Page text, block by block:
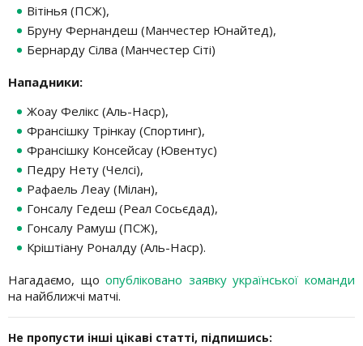
Вітінья (ПСЖ),
Бруну Фернандеш (Манчестер Юнайтед),
Бернарду Сілва (Манчестер Сіті)
Нападники:
Жоау Фелікс (Аль-Наср),
Франсішку Трінкау (Спортинг),
Франсішку Консейсау (Ювентус)
Педру Нету (Челсі),
Рафаель Леау (Мілан),
Гонсалу Гедеш (Реал Сосьєдад),
Гонсалу Рамуш (ПСЖ),
Кріштіану Роналду (Аль-Наср).
Нагадаємо, щоопубліковано заявку української команди
на найближчі матчі.
Не пропусти інші цікаві статті, підпишись: